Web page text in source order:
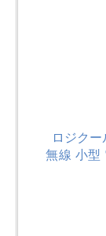
ロジク
無線 小型